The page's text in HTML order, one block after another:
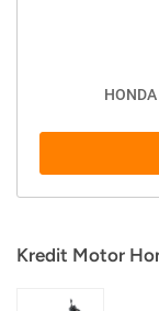
Kredit Motor